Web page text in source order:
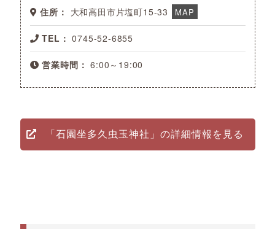
住所： 大和高田市片塩町15-33 MAP
TEL： 0745-52-6855
営業時間： 6:00～19:00
「石園坐多久虫玉神社」の詳細情報を見る